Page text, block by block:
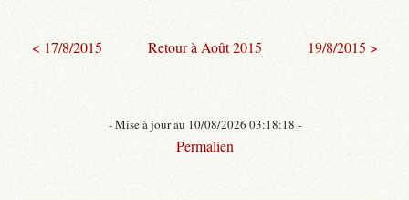
< 17/8/2015 Retour à Août 2015 19/8/2015 >
- Mise à jour au 10/08/2026 03:18:18 -
Permalien